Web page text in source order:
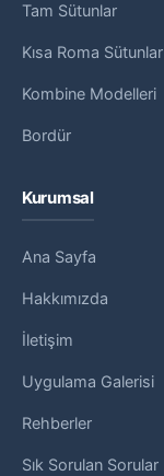
Tam Sütunlar
Kısa Roma Sütunlar
Kombine Modelleri
Bordür
Kurumsal
Ana Sayfa
Hakkımızda
İletişim
Uygulama Galerisi
Rehberler
Sık Sorulan Sorular